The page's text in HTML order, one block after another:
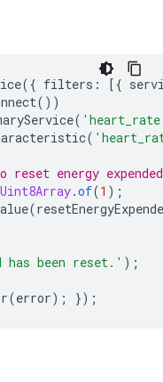
({ filters : [{
())
(
(
energy
Uint8Array.of(1 );
(
has been reset.' );
(error); });